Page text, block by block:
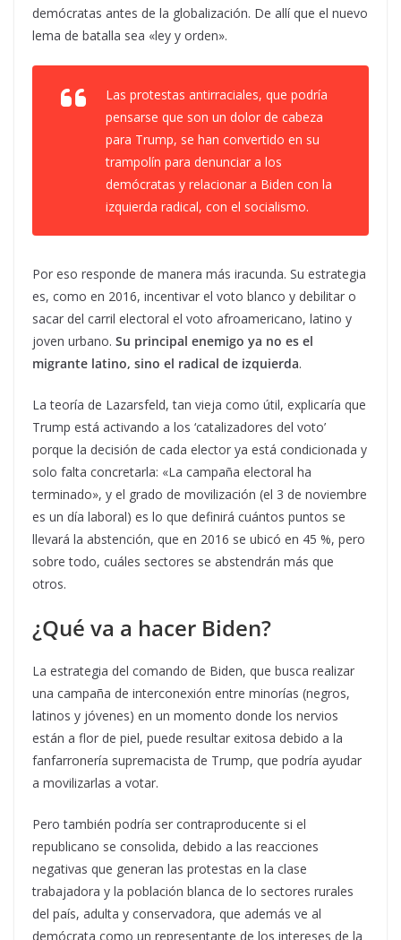
demócratas antes de la globalización. De allí que el nuevo
lema de batalla sea «ley y orden».
Las protestas antirraciales, que podría
pensarse que son un dolor de cabeza
para Trump, se han convertido en su
trampolín para denunciar a los
demócratas y relacionar a Biden con la
izquierda radical, con el socialismo.
Por eso responde de manera más iracunda. Su estrategia
es, como en 2016, incentivar el voto blanco y debilitar o
sacar del carril electoral el voto afroamericano, latino y
joven urbano. Su principal enemigo ya no es el
migrante latino, sino el radical de izquierda.
La teoría de Lazarsfeld, tan vieja como útil, explicaría que
Trump está activando a los ‘catalizadores del voto’
porque la decisión de cada elector ya está condicionada y
solo falta concretarla: «La campaña electoral ha
terminado», y el grado de movilización (el 3 de noviembre
es un día laboral) es lo que definirá cuántos puntos se
llevará la abstención, que en 2016 se ubicó en 45 %, pero
sobre todo, cuáles sectores se abstendrán más que
otros.
¿Qué va a hacer Biden?
La estrategia del comando de Biden, que busca realizar
una campaña de interconexión entre minorías (negros,
latinos y jóvenes) en un momento donde los nervios
están a flor de piel, puede resultar exitosa debido a la
fanfarronería supremacista de Trump, que podría ayudar
a movilizarlas a votar.
Pero también podría ser contraproducente si el
republicano se consolida, debido a las reacciones
negativas que generan las protestas en la clase
trabajadora y la población blanca de lo sectores rurales
del país, adulta y conservadora, que además ve al
demócrata como un representante de los intereses de la